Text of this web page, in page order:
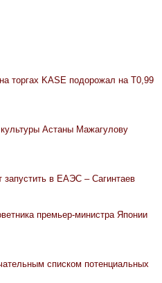
торгах KASE подорожал на Т0,99
Астаны Мажагулову
в ЕАЭС – Сагинтаев
премьер-министра Японии
списком потенциальных